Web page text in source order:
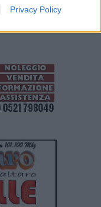
Privacy Policy